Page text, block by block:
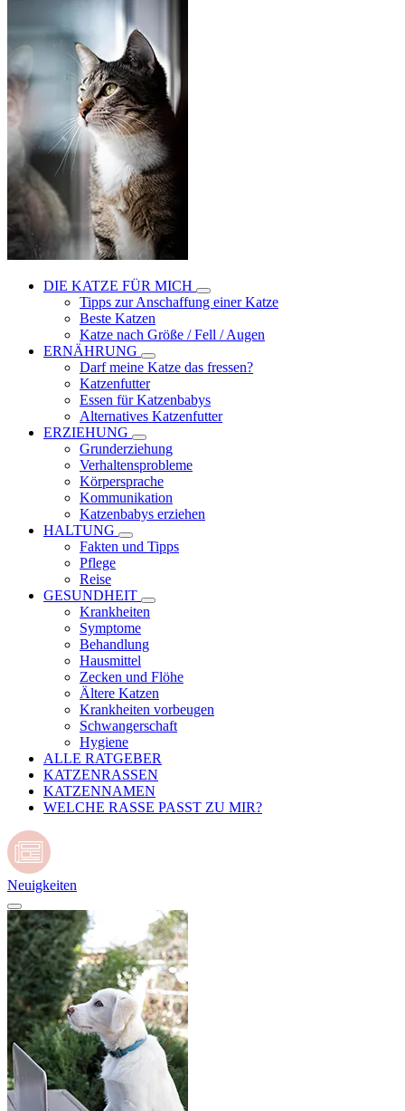
DIE KATZE FÜR MICH
Tipps zur Anschaffung einer Katze
Beste Katzen
Katze nach Größe / Fell / Augen
ERNÄHRUNG
Darf meine Katze das fressen?
Katzenfutter
Essen für Katzenbabys
Alternatives Katzenfutter
ERZIEHUNG
Grunderziehung
Verhaltensprobleme
Körpersprache
Kommunikation
Katzenbabys erziehen
HALTUNG
Fakten und Tipps
Pflege
Reise
GESUNDHEIT
Krankheiten
Symptome
Behandlung
Hausmittel
Zecken und Flöhe
Ältere Katzen
Krankheiten vorbeugen
Schwangerschaft
Hygiene
ALLE RATGEBER
KATZENRASSEN
KATZENNAMEN
WELCHE RASSE PASST ZU MIR?
Neuigkeiten